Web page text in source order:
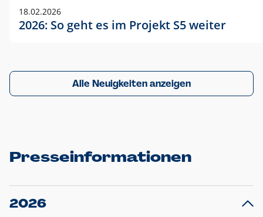
18.02.2026
2026: So geht es im Projekt S5 weiter
Alle Neuigkeiten anzeigen
Presseinformationen
2026